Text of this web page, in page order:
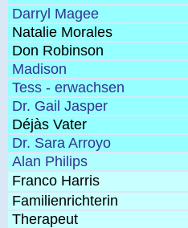
Darryl Magee
Natalie Morales
Don Robinson
Madison
Tess - erwachsen
Dr. Gail Jasper
Déjàs Vater
Dr. Sara Arroyo
Alan Philips
Franco Harris
Familienrichterin
Therapeut